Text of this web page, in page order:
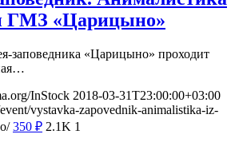
ГМЗ «Царицыно»
заповедника «Царицыно» проходит
InStock 2018-03-31T23:00:00+03:00
vystavka-zapovednik-animalistika-iz-
350 ₽ 2.1K 1